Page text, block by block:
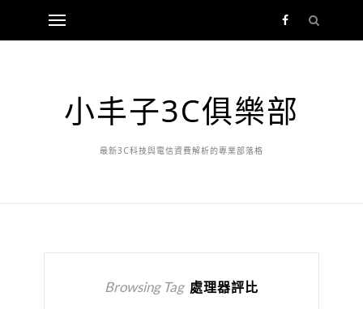
小丰子3C俱樂部
最新3C科技與電信資費解析的專業部落格
Browsing Tag 處理器評比